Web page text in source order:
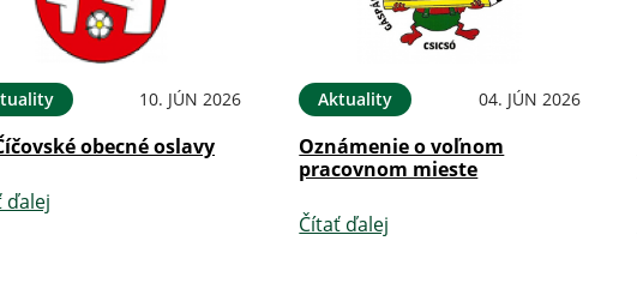
10. JÚN 2026
obecné oslavy
ďalej
Aktuality 04. JÚN 2026
Oznámenie o voľnom
pracovnom mieste
Čítať ďalej